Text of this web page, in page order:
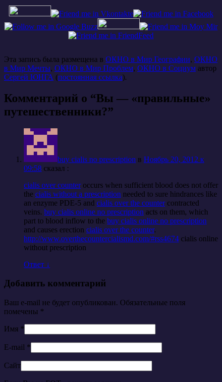
Эта запись была размещена в ОКНО в Мир Географии, ОКНО
в Мир Мечты, ОКНО в Мир Проблем, ОКНО в Социум автор
Сергей ЮНГА (постоянная ссылка).
Комментарий о “Вы — «правильные»
путешественники?”
buy cialis no prescription в Ноябрь 20, 2012 к
09:58 cказал :
cialis over counteroccurs when sufficient blood does not offer
the cialis without a prescription needed to sure hindrances like
an enzyme PDE-5 and cialis over the countercontracted
veins. buy cialis online no prescription acts on them, which
part to blood inflow to the buy cialis online no prescription
and causes erection cialis over the counter.
http://www.overthecountercialismd.com/#rss4674 cialis online
without prescription
Ответ ↓
Добавить комментарий
Ваш e-mail не будет опубликован. Обязательные поля
помечены *
Имя *
E-mail *
Сайт